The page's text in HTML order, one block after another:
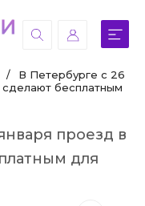
/
В Петербурге с 26
бесплатным
проезд в
для